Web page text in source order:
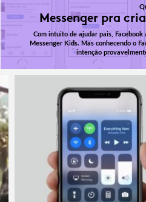
Messenger pra
Com intuito de ajudar pais, Facebook
Messenger Kids. Mas conhecendo o
intenção